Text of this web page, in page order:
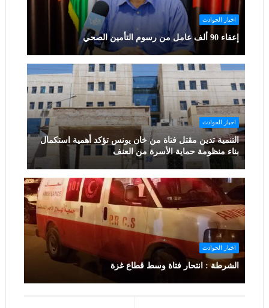
اخبار الحوادث
إعفاء 90 ألف عامل من رسوم التأمين الصحي
اخبار الحوادث
التنمية تدين مقتل فتاة من خان يونس تؤكد أهمية استكمال
بناء منظومة حماية الأسرة من العنف
اخبار الحوادث
الشرطة : انتحار فتاة وسط قطاع غزة